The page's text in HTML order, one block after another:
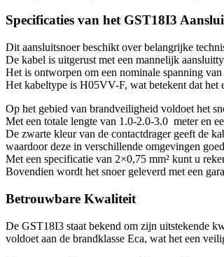
Specificaties van het GST18I3
Dit aansluitsnoer beschikt over belangrijke
De kabel is uitgerust met een mannelijk
Het is ontworpen om een nominale spanning
Het kabeltype is H05VV-F, wat betekent dat het
Op het gebied van brandveiligheid voldoet het
Met een totale lengte van 1.0-2.0-3.0 meter en
De zwarte kleur van de contactdrager geeft de
waardoor deze in verschillende omgevingen
Met een specificatie van 2×0,75 mm² kunt u
Bovendien wordt het snoer geleverd met een
Betrouwbare Kwaliteit
De GST18I3 staat bekend om zijn uitstekende
voldoet aan de brandklasse Eca, wat het een